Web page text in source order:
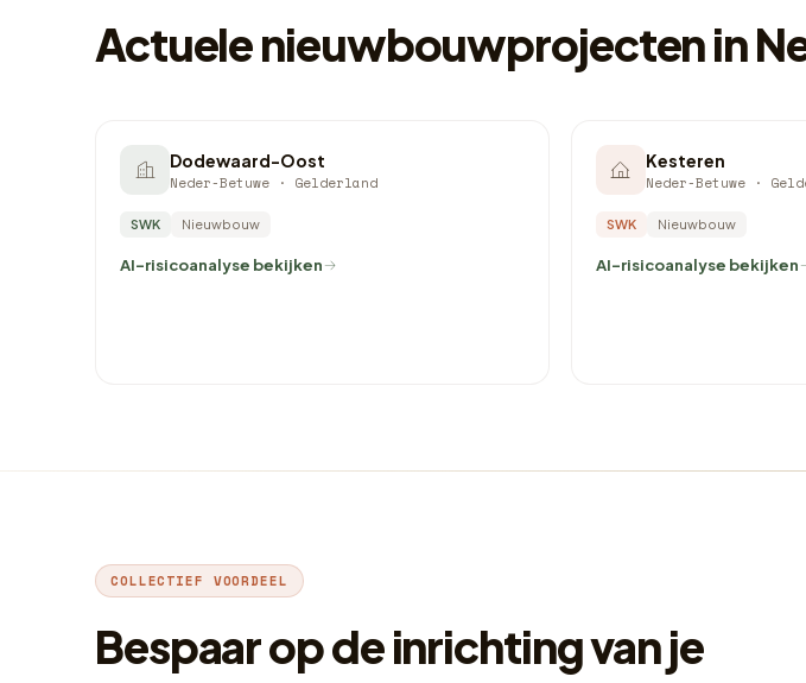
Actuele nieuwbouwprojecten in
Dodewaard-Oost
Neder-Betuwe · Gelderland
SWK Nieuwbouw
AI-risicoanalyse bekijken
Kesteren
Neder-Betuwe ·
SWK Nieuwbouw
AI-risicoanalyse bekijken
COLLECTIEF VOORDEEL
Bespaar op de inrichting van je